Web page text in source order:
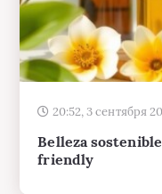
20:52, 3 сентября
Belleza
friendly